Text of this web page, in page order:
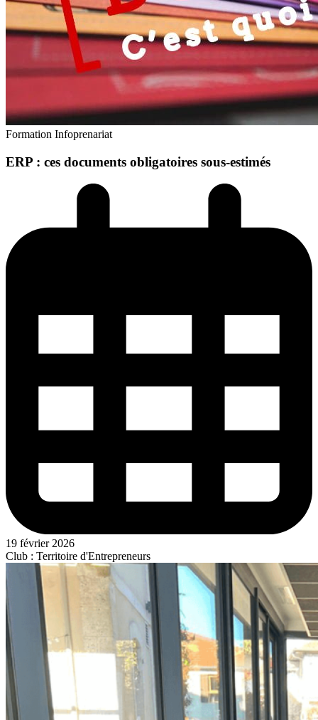
Formation Infoprenariat
ERP : ces documents obligatoires sous-estimés
19 février 2026
Club : Territoire d'Entrepreneurs